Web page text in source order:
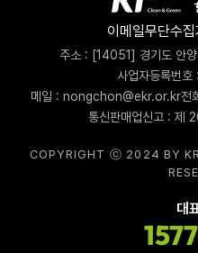
이메일무단수집
주소 : [14051] 경기도 안
사업자등록번
메일 : nongchon@ekr.or.kr전
통신판매업신고 : 제
COPYRIGHT ⓒ 2024 BY
대